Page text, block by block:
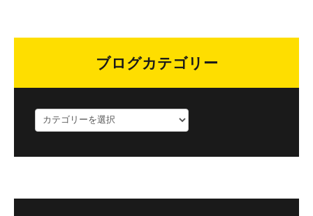
ブログカテゴリー
ロ